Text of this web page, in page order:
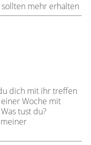
mehr erhalten
dich mit ihr treffen
Woche mit
tust du?